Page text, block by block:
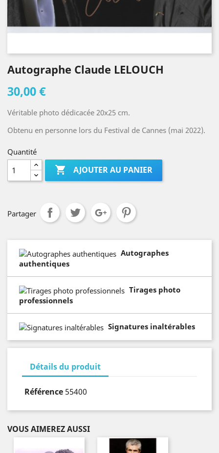
Autographe Claude LELOUCH
30,00 €
Véritable photo dédicacée 20x25 cm.
Obtenu en personne lors du Festival de Cannes (mai 2022).
Quantité
 AJOUTER AU PANIER
Partager
Autographes
authentiques
Tirages photo
professionnels
Signatures inaltérables
Détails du produit
Référence 55400
VOUS AIMEREZ AUSSI